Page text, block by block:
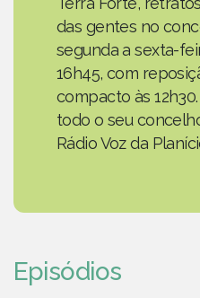
das gentes no
segunda a sexta-
16h45, com
compacto às
todo o seu
Rádio Voz da
Episódios